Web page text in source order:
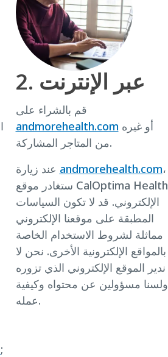
;
قم بالشراء على
andmorehealth.com
من المتاجر المشاركة.
andmorehealth.com،
ستغادر موقع CalOptima Health
الإلكتروني. قد لا تكون السياسات
المطبقة على موقعنا الإلكتروني
مماثلة لشروط الاستخدام الخاصة
بالمواقع الإلكترونية الأخرى. نحن لا
ندير الموقع الإلكتروني الذي تزوره
ولسنا مسؤولين عن محتواه وكيفية
عمله.